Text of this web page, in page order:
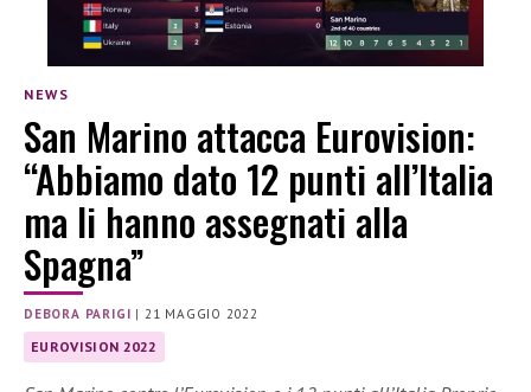
NEWS
San Marino attacca Eurovision:
“Abbiamo dato 12 punti all’Italia
ma li hanno assegnati alla
Spagna”
DEBORA PARIGI | 21 MAGGIO 2022
EUROVISION 2022